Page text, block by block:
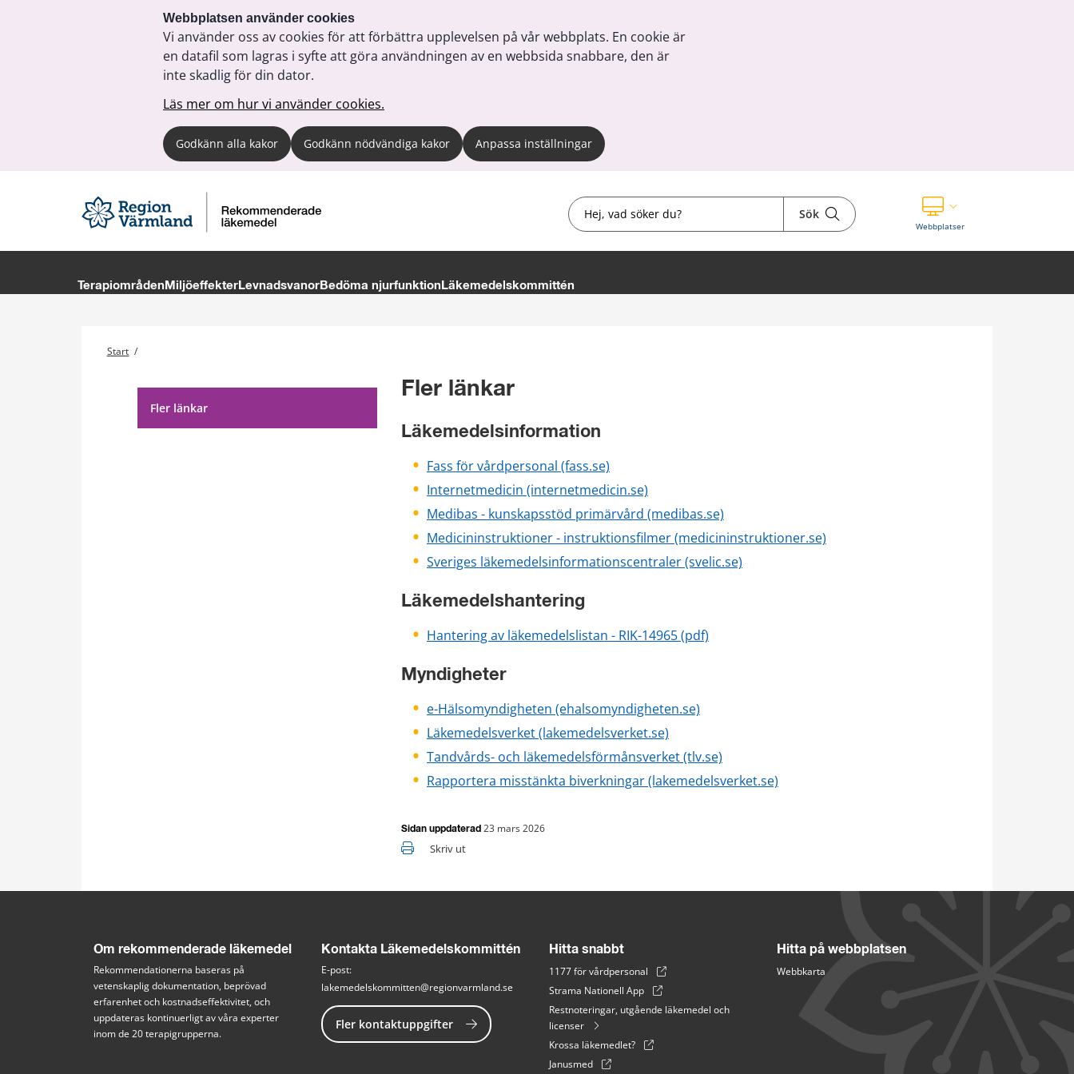
Webbplatsen använder cookies
Vi använder oss av cookies för att förbättra upplevelsen på vår webbplats. En cookie är
en datafil som lagras i syfte att göra användningen av en webbsida snabbare, den är
inte skadlig för din dator.
Läs mer om hur vi använder cookies.
Godkänn alla kakor Godkänn nödvändiga kakor Anpassa inställningar
Sök Sök
WebbplatserVisa våra andra webbplatser
Terapiområden MiljöeffekterLevnadsvanorBedöma njurfunktion Läkemedelskommittén
Start /
Fler länkar
Fler länkar
Läkemedelsinformation
Fass för vårdpersonal (fass.se)
Internetmedicin (internetmedicin.se)
Medibas - kunskapsstöd primärvård (medibas.se)
Medicininstruktioner - instruktionsfilmer (medicininstruktioner.se)
Sveriges läkemedelsinformationscentraler (svelic.se)
Läkemedelshantering
Hantering av läkemedelslistan - RIK-14965 (pdf)
Myndigheter
e-Hälsomyndigheten (ehalsomyndigheten.se)
Läkemedelsverket (lakemedelsverket.se)
Tandvårds- och läkemedelsförmånsverket (tlv.se)
Rapportera misstänkta biverkningar (lakemedelsverket.se)
Sidan uppdaterad 23 mars 2026
Skriv ut
Om rekommenderade läkemedel
Rekommendationerna baseras på
vetenskaplig dokumentation, beprövad
erfarenhet och kostnadseffektivitet, och
uppdateras kontinuerligt av våra experter
inom de 20 terapigrupperna.
Kontakta Läkemedelskommittén
E-post:
lakemedelskommitten@regionvarmland.se
Fler kontaktuppgifter
Hitta snabbt
1177 för vårdpersonal
Strama Nationell App
Restnoteringar, utgående läkemedel och
licenser
Krossa läkemedlet?
Janusmed
Hitta på webbplatsen
Webbkarta